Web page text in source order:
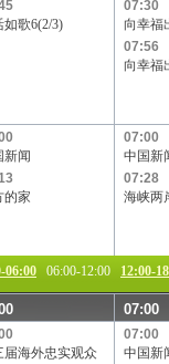
如歌6(2/3)
07:30
向幸福
07:56
向幸福
新闻
的家
07:00
中国新
07:28
海峡两
06:00 06:00-12:00 12:00-
07:00
届海外忠实观众
07:00
中国新